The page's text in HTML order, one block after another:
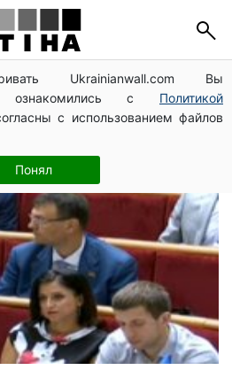
Ukrainianwall.com Вы
ознакомились с Политикой
с использованием файлов
Понял
народа